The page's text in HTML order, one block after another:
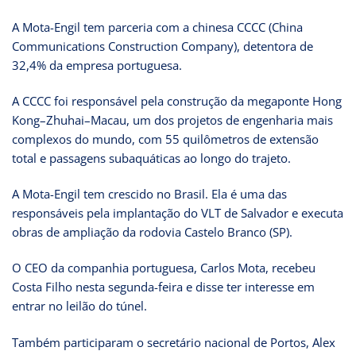
A Mota-Engil tem parceria com a chinesa CCCC (China
Communications Construction Company), detentora de
32,4% da empresa portuguesa.
A CCCC foi responsável pela construção da megaponte Hong
Kong–Zhuhai–Macau, um dos projetos de engenharia mais
complexos do mundo, com 55 quilômetros de extensão
total e passagens subaquáticas ao longo do trajeto.
A Mota-Engil tem crescido no Brasil. Ela é uma das
responsáveis pela implantação do VLT de Salvador e executa
obras de ampliação da rodovia Castelo Branco (SP).
O CEO da companhia portuguesa, Carlos Mota, recebeu
Costa Filho nesta segunda-feira e disse ter interesse em
entrar no leilão do túnel.
Também participaram o secretário nacional de Portos, Alex